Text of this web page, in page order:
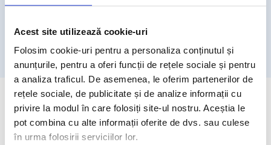
Acest site utilizează cookie-uri
Folosim cookie-uri pentru a personaliza conținutul și
anunțurile, pentru a oferi funcții de rețele sociale și pentru
a analiza traficul. De asemenea, le oferim partenerilor de
rețele sociale, de publicitate și de analize informații cu
privire la modul în care folosiți site-ul nostru. Aceștia le
pot combina cu alte informații oferite de dvs. sau culese
în urma folosirii serviciilor lor.
Licenta de turism Asigurare